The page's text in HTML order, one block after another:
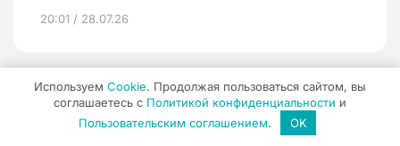
20:01 / 28.07.26
Используем Cookie. Продолжая пользоваться сайтом, вы
соглашаетесь с Политикой конфиденциальности и
Пользовательским соглашением. OK